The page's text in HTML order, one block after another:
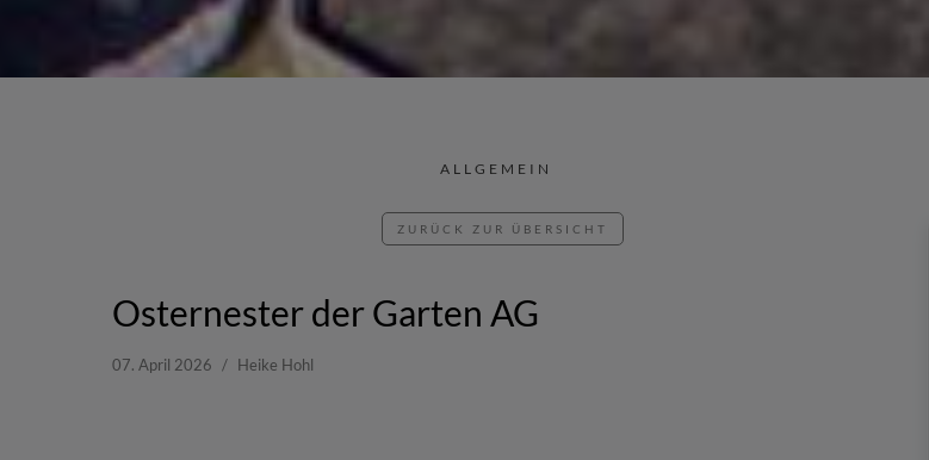
ALLGEMEIN
ZURÜCK ZUR ÜBERSICHT
Osternester der Garten AG
07. April 2026 Heike Hohl